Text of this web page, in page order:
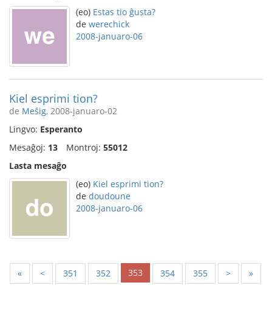
(eo) Estas tio ĝusta?
de werechick
2008-januaro-06
Kiel esprimi tion?
de Meŝig, 2008-januaro-02
Lingvo: Esperanto
Mesaĝoj: 13 Montroj: 55012
Lasta mesaĝo
(eo) Kiel esprimi tion?
de doudoune
2008-januaro-06
« < 351 352 353 354 355 > »